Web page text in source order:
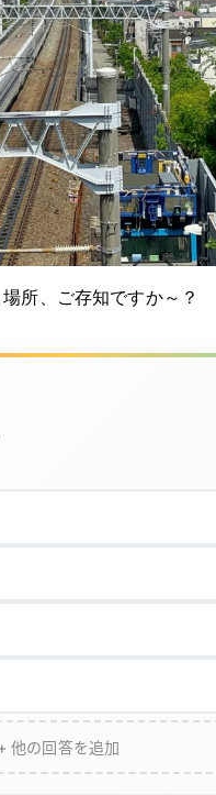
場所、ご存知ですか～？
他の回答を追加